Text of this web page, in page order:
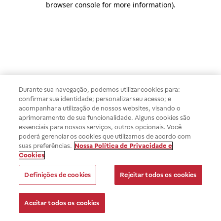
browser console for more information).
Durante sua navegação, podemos utilizar cookies para:
confirmar sua identidade; personalizar seu acesso; e
acompanhar a utilização de nossos websites, visando o
aprimoramento de sua funcionalidade. Alguns cookies são
essenciais para nossos serviços, outros opcionais. Você
poderá gerenciar os cookies que utilizamos de acordo com
suas preferências. Nossa Política de Privacidade e
Cookies
Definições de cookies Rejeitar todos os cookies
Aceitar todos os cookies